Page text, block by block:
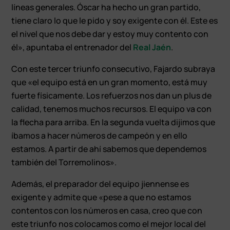
líneas generales. Óscar ha hecho un gran partido,
tiene claro lo que le pido y soy exigente con él. Este es
el nivel que nos debe dar y estoy muy contento con
él», apuntaba el entrenador del Real Jaén.
Con este tercer triunfo consecutivo, Fajardo subraya
que «el equipo está en un gran momento, está muy
fuerte físicamente. Los refuerzos nos dan un plus de
calidad, tenemos muchos recursos. El equipo va con
la flecha para arriba. En la segunda vuelta dijimos que
íbamos a hacer números de campeón y en ello
estamos. A partir de ahí sabemos que dependemos
también del Torremolinos».
Además, el preparador del equipo jiennense es
exigente y admite que «pese a que no estamos
contentos con los números en casa, creo que con
este triunfo nos colocamos como el mejor local del